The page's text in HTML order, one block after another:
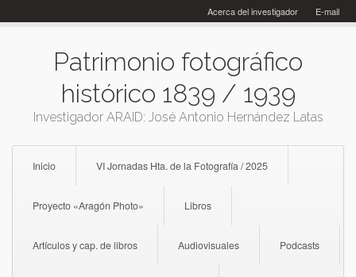
to
E-mail
Acerca del investigador
Patrimonio fotográfico
histórico 1839 / 1939
Investigador ARAID: José Antonio Hernández Latas
Inicio VI Jornadas Hta. de la Fotografía / 2025
Proyecto «Aragón Photo» Libros
Artículos y cap. de libros Audiovisuales Podcasts